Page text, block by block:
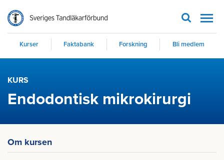
Kurser Faktabank Forskning Bli medlem
KURS
Endodontisk mikrokirurgi
Om kursen